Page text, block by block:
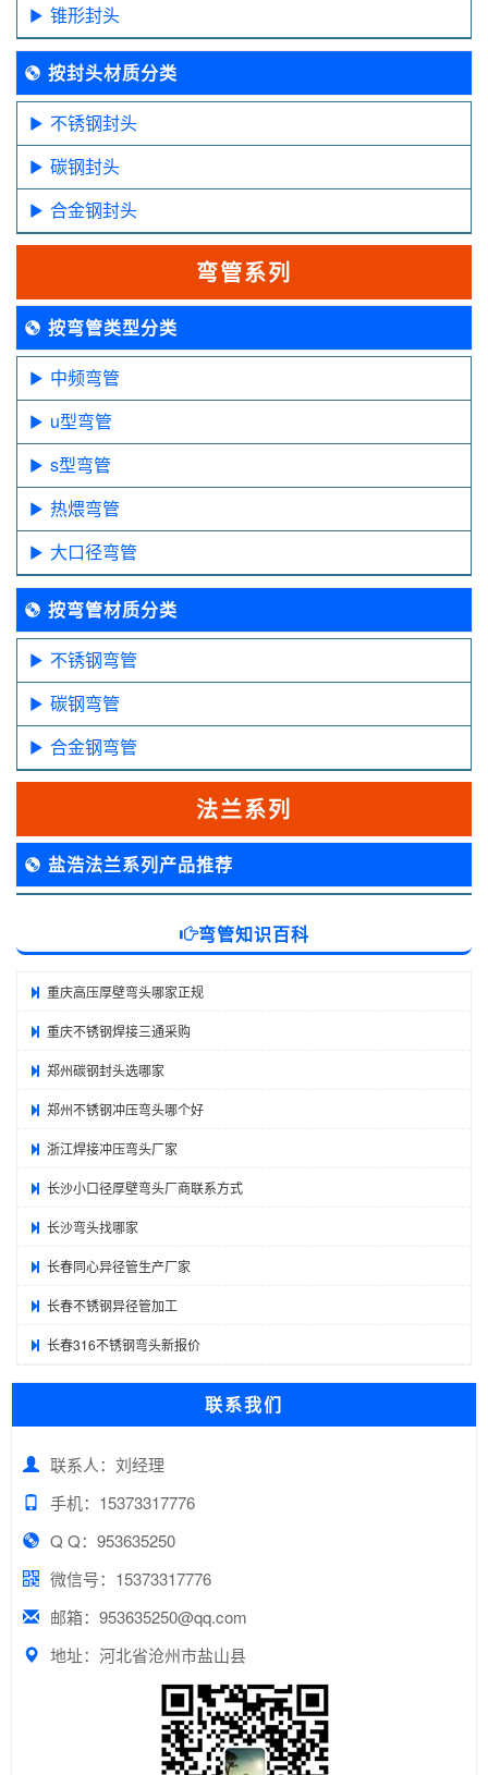
锥形封头
按封头材质分类
不锈钢封头
碳钢封头
合金钢封头
弯管系列
按弯管类型分类
中频弯管
u型弯管
s型弯管
热煨弯管
大口径弯管
按弯管材质分类
不锈钢弯管
碳钢弯管
合金钢弯管
法兰系列
盐浩法兰系列产品推荐
弯管知识百科
重庆高压厚壁弯头哪家正规
重庆不锈钢焊接三通采购
郑州碳钢封头选哪家
郑州不锈钢冲压弯头哪个好
浙江焊接冲压弯头厂家
长沙小口径厚壁弯头厂商联系方式
长沙弯头找哪家
长春同心异径管生产厂家
长春不锈钢异径管加工
长春316不锈钢弯头新报价
联系我们
联系人：刘经理
手机：15373317776
Q Q：953635250
微信号：15373317776
邮箱：953635250@qq.com
地址：河北省沧州市盐山县